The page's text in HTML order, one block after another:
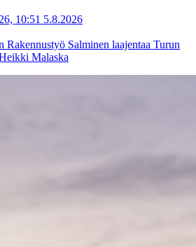
10:51 5.8.2026
Rakennustyö Salminen laajentaa Turun
Malaska